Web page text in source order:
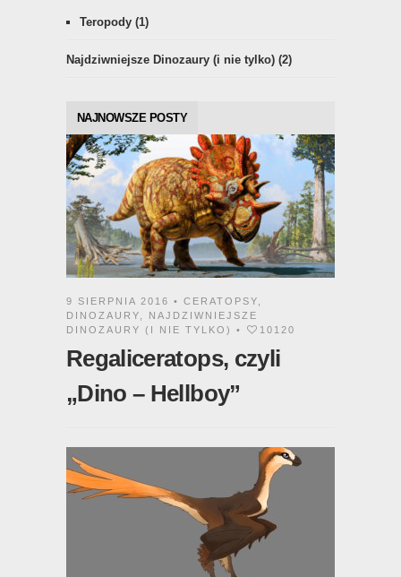
Teropody (1)
Najdziwniejsze Dinozaury (i nie tylko) (2)
NAJNOWSZE POSTY
9 SIERPNIA 2016 • CERATOPSY
DINOZAURY
NAJDZIWNIEJSZE
DINOZAURY (I NIE TYLKO)
• 10120
Regaliceratops, czyli
„Dino – Hellboy”